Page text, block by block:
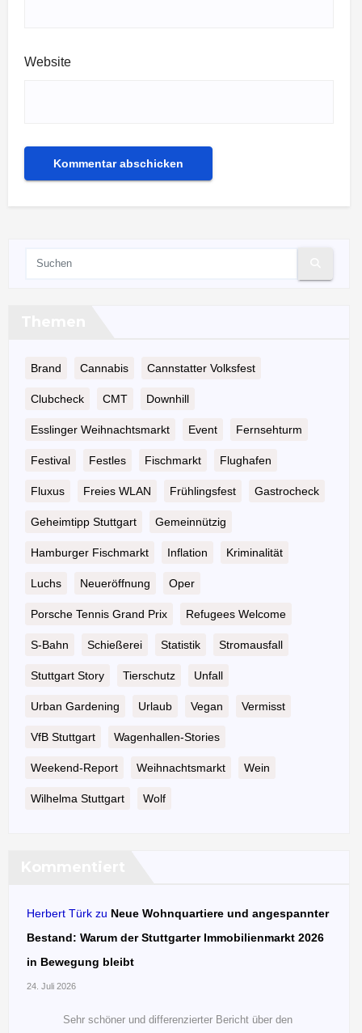
Website
Brand Cannabis Cannstatter Volksfest
Clubcheck CMT Downhill
Esslinger Weihnachtsmarkt Event Fernsehturm
Festival Festles Fischmarkt Flughafen
Fluxus Freies WLAN Frühlingsfest Gastrocheck
Geheimtipp Stuttgart Gemeinnützig
Hamburger Fischmarkt Inflation Kriminalität
Luchs Neueröffnung Oper
Porsche Tennis Grand Prix Refugees Welcome
S-Bahn Schießerei Statistik Stromausfall
Stuttgart Story Tierschutz Unfall
Urban Gardening Urlaub Vegan Vermisst
VfB Stuttgart Wagenhallen-Stories
Weekend-Report Weihnachtsmarkt Wein
Wilhelma Stuttgart Wolf
Herbert Türk zu Neue Wohnquartiere und angespannter
Bestand: Warum der Stuttgarter Immobilienmarkt 2026
in Bewegung bleibt
24. Juli 2026
Sehr schöner und differenzierter Bericht über den